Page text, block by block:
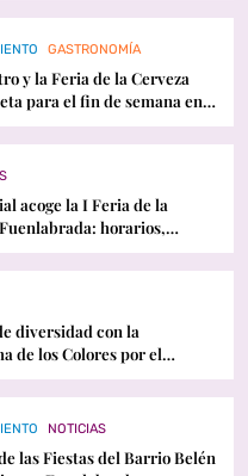
GASTRONOMÍA
y la Feria de la Cerveza
para el fin de semana en
acoge la I Feria de la
horarios,
diversidad con la
de los Colores por el
NOTICIAS
las Fiestas del Barrio Belén